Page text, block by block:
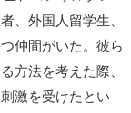
、外国人留学生、
仲間がいた。彼ら
方法を考えた際、
激を受けたとい